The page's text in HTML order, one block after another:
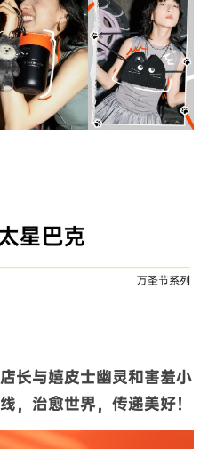
长与嬉皮士幽灵和害羞小
，治愈世界，传递美好！